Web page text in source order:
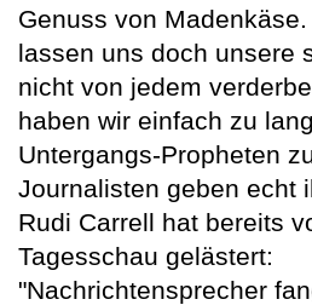
Genuss von
lassen uns doch unsere
nicht von jedem
haben wir einfach zu
Untergangs-Propheten
Journalisten geben echt
Rudi Carrell hat bereits
Tagesschau gelästert:
"Nachrichtensprecher